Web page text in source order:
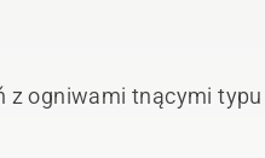
z ogniwami tnącymi typu